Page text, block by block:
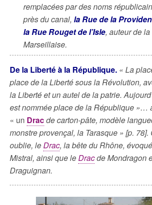
remplacées par des noms
près du canal, la Rue de la
la Rue Rouget de l’Isle, auteur de la
Marseillaise.
De la Liberté à la République. « La
place de la Liberté sous la Révolution,
la Liberté et un autel de la patrie.
est nommée place de la République »…
« un Dracde carton-pâte, modèle
monstre provençal, la Tarasque » [p. 78].
oublie, leDrac, la bête du Rhône,
Mistral, ainsi que leDracde Mondragon
Draguignan.